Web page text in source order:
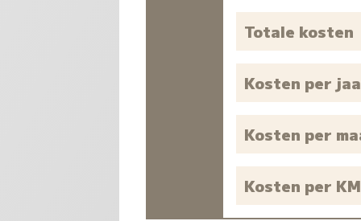
Totale kosten
Kosten per
Kosten per
Kosten per KM